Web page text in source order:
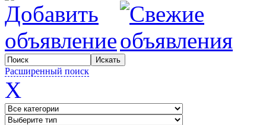
Расширенный поиск
X